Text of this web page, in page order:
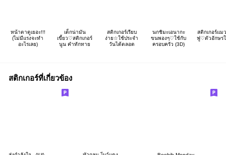
หน้าตาดูเยอะ!!!
(ไม่มีแรงจะทำ
อะไรเลย)
เด็กน่ามัน
เขี้ยว♡สติกเกอร์
นูน คำทักทาย
สติกเกอร์เรียบ
ง่าย☆ใช้ประจำ
วันได้ตลอด
นกชิมะเอนากะ
ขนพองๆ♡ใช้กับ
ครอบครัว (3D)
สติกเกอร์แม
ฟู♡ตัวอักษร
สติกเกอร์ที่เกี่ยวข้อง